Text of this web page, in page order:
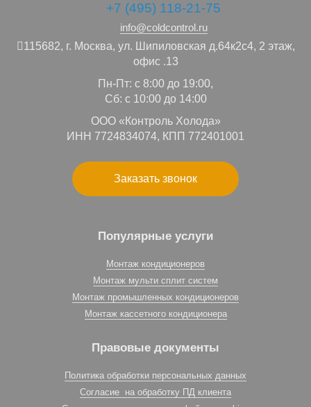
+7 (495) 118-21-75
info@coldcontrol.ru
115682, г. Москва, ул. Шипиловская д.64к2с4, 2 этаж,
офис .13
Пн-Пт: с 8:00 до 19:00,
Сб: с 10:00 до 14:00
ООО «Контроль Холода»
ИНН 7724834074, КПП 772401001
Заказать звонок
Популярные услуги
Монтаж кондиционеров
Монтаж мульти сплит систем
Монтаж промышленных кондиционеров
Монтаж кассетного кондиционера
Правовые документы
Политика обработки персональных данных
Согласие на обработку ПД клиента